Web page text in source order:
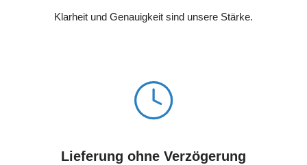
Klarheit und Genauigkeit sind unsere Stärke.
Lieferung ohne Verzögerung